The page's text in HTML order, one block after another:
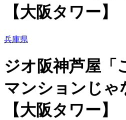
【大阪タワー】
兵庫県
ジオ阪神芦屋「
マンションじゃ
【大阪タワー】